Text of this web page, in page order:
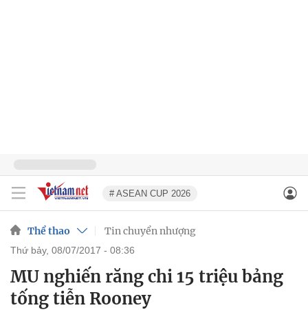
# ASEAN CUP 2026
Thể thao Tin chuyển nhượng
thứ bảy, 08/07/2017 - 08:36
MU nghiến răng chi 15 triệu bảng
tống tiễn Rooney